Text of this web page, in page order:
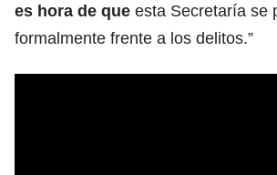
es hora de que esta Secretaría se
formalmente frente a los delitos.”